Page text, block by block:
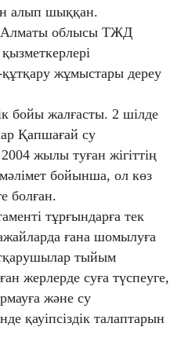
алып шыққан.
Алматы облысы ТЖД
жұмыстары дереу
бойы жалғасты. 2 шілде
Қапшағай су
жылы туған жігіттің
бойынша, ол көз
болған.
тұрғындарға тек
ғана шомылуға
тыйым
жерлерде суға түспеуге,
және су
қауіпсіздік талаптарын